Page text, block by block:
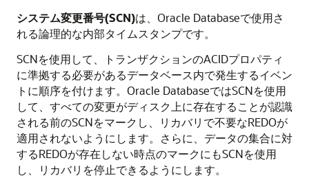
システム変更番号(SCN)は、Oracle Databaseで使用さ
れる論理的な内部タイムスタンプです。
SCNを使用して、トランザクションのACIDプロパティ
に準拠する必要があるデータベース内で発生するイベン
トに順序を付けます。Oracle DatabaseではSCNを使用
して、すべての変更がディスク上に存在することが認識
される前のSCNをマークし、リカバリで不要なREDOが
適用されないようにします。さらに、データの集合に対
するREDOが存在しない時点のマークにもSCNを使用
し、リカバリを停止できるようにします。